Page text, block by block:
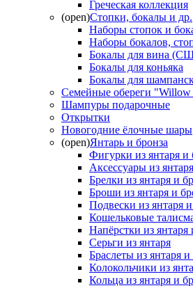
Греческая коллекция
(open)Стопки, бокалы и др.
Наборы стопок и
Наборы бокалов,
Бокалы для вина
Бокалы для коньяка
Бокалы для
Семейные обереги "Willow
Шампуры подарочные
Открытки
Новогодние ёлочные шары
(open)Янтарь и бронза
Фигурки из янтаря и
Аксессуары из
Брелки из янтаря и
Броши из янтаря и
Подвески из янтаря
Кошельковые
Напёрстки из янтаря
Серьги из янтаря
Браслеты из янтаря
Колокольчики из
Кольца из янтаря и